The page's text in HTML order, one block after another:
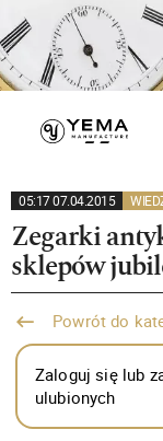
05:17 07.04.2015
Zegarki
sklepów
Powrót do
Zaloguj się lub
ulubionych